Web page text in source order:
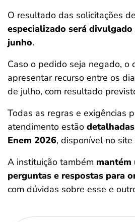
O resultado das solicitações de
especializado será
junho.
Caso o pedido seja negado, o
apresentar recurso entre os
de julho, com resultado
Todas as regras e exigências
atendimento estão
Enem 2026, disponível no site
A instituição também mantém
perguntas e respostas para
com dúvidas sobre esse e